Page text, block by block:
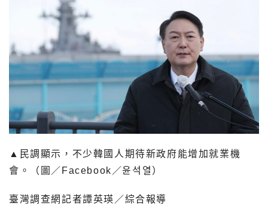
▲民調顯示，不少韓國人期待新政府能增加就業機
會。（圖／Facebook／윤석열）
臺灣調查網記者譚英瑛／綜合報導